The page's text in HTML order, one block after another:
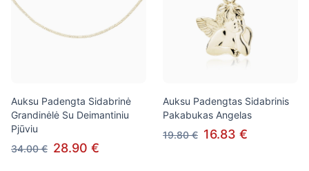
Auksu Padengta Sidabrinė
Grandinėlė Su Deimantiniu
Pjūviu
34.00 € 28.90 €
Auksu Padengtas Sidabrinis
Pakabukas Angelas
19.80 € 16.83 €